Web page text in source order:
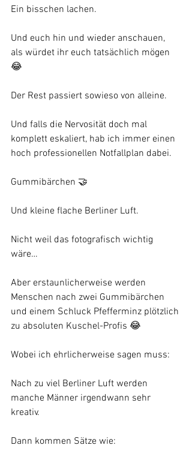
Ein bisschen lachen.
Und euch hin und wieder anschauen,
als würdet ihr euch tatsächlich mögen
😂
Der Rest passiert sowieso von alleine.
Und falls die Nervosität doch mal
komplett eskaliert, hab ich immer einen
hoch professionellen Notfallplan dabei.
Gummibärchen 🤝
Und kleine flache Berliner Luft.
Nicht weil das fotografisch wichtig
wäre…
Aber erstaunlicherweise werden
Menschen nach zwei Gummibärchen
und einem Schluck Pfefferminz plötzlich
zu absoluten Kuschel-Profis 😂
Wobei ich ehrlicherweise sagen muss:
Nach zu viel Berliner Luft werden
manche Männer irgendwann sehr
kreativ.
Dann kommen Sätze wie: